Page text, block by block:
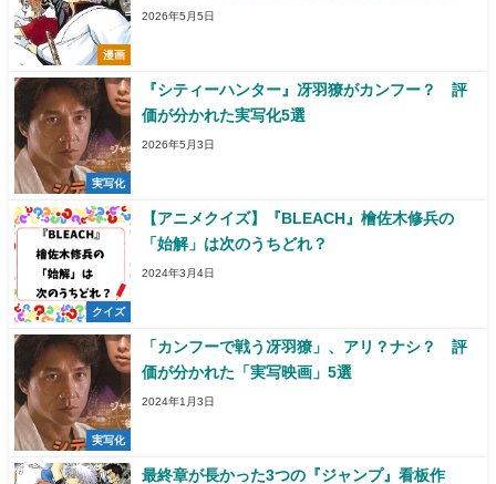
漫画
2026年5月5日
実写化
『シティーハンター』冴羽獠がカンフー？ 評
価が分かれた実写化5選
2026年5月3日
クイズ
【アニメクイズ】『BLEACH』檜佐木修兵の
「始解」は次のうちどれ？
2024年3月4日
実写化
「カンフーで戦う冴羽獠」、アリ？ナシ？ 評
価が分かれた「実写映画」5選
2024年1月3日
最終章が長かった3つの『ジャンプ』看板作